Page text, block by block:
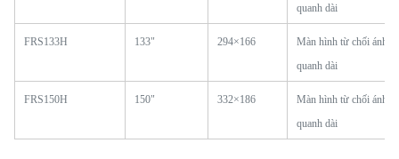
quanh dài
FRS133H 133" 294×166
Màn hình từ chối ánh
quanh dài
FRS150H 150" 332×186
Màn hình từ chối ánh
quanh dài